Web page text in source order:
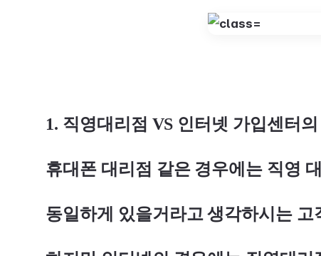
1. 직영대리점 VS 인터넷 가입센터의
휴대폰 대리점 같은 경우에는 직영
동일하게 있을거라고 생각하시는